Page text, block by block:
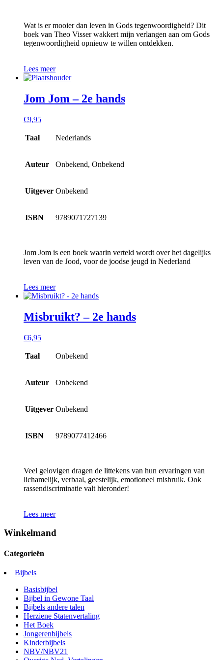
Wat is er mooier dan leven in Gods tegenwoordigheid? Dit
boek van Theo Visser wakkert mijn verlangen aan om Gods
tegenwoordigheid opnieuw te willen ontdekken.
Lees meer
Jom Jom – 2e hands
€9,95
Taal Nederlands
Auteur Onbekend, Onbekend
Uitgever Onbekend
ISBN 9789071727139
Jom Jom is een boek waarin verteld wordt over het dagelijks
leven van de Jood, voor de joodse jeugd in Nederland
Lees meer
Misbruikt? – 2e hands
€6,95
Taal Onbekend
Auteur Onbekend
Uitgever Onbekend
ISBN 9789077412466
Veel gelovigen dragen de littekens van hun ervaringen van
lichamelijk, verbaal, geestelijk, emotioneel misbruik. Ook
rassendiscriminatie valt hieronder!
Lees meer
Winkelmand
Categorieën
Bijbels
Basisbijbel
Bijbel in Gewone Taal
Bijbels andere talen
Herziene Statenvertaling
Het Boek
Jongerenbijbels
Kinderbijbels
NBV/NBV21